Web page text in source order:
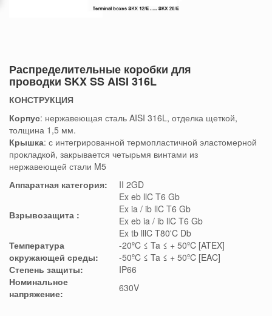
Распределительные коробки для
проводки SKX SS AISI 316L
КОНСТРУКЦИЯ
Корпус: нержавеющая сталь AISI 316L, отделка щеткой,
толщина 1,5 мм.
Крышка: с интегрированной термопластичной эластомерной
прокладкой, закрывается четырьмя винтами из
нержавеющей стали M5
Аппаратная категория:
II 2GD
Взрывозащита :
Ex eb llC T6 Gb
Ex ia / ib llC T6 Gb
Ex eb ia / ib llC T6 Gb
Ex tb lllC T80'C Db
Температура
окружающей среды:
-20ºC ≤ Ta ≤ + 50ºC [ATEX]
-50ºC ≤ Ta ≤ + 50ºC [EAC]
Степень защиты:
IP66
Номинальное
напряжение:
630V